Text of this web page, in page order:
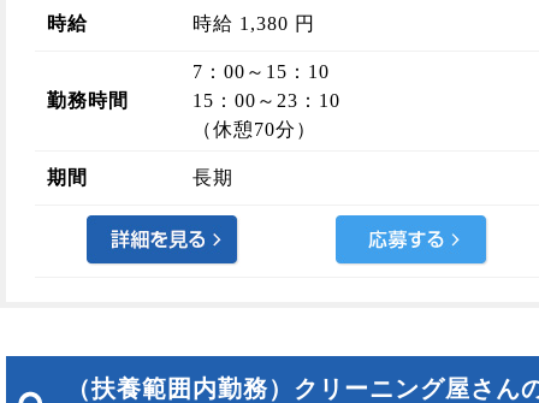
時給 時給 1,380 円
勤務時間
7：00～15：10
15：00～23：10
（休憩70分）
期間 長期
（扶養範囲内勤務）クリーニング屋さん